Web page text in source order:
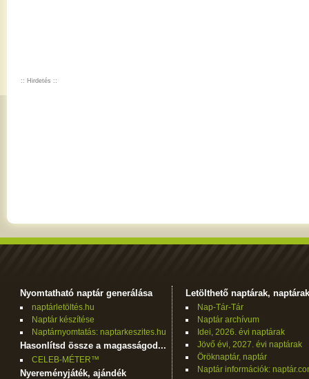
:: Hirdetés ::
Nyomtatható naptár generálása
naptárletöltés.hu
Naptár készítése
Naptárnyomtatás: naptarkeszites.hu
Hasonlítsd össze a magasságod...
CELEB-MÉTER™
Nyereményjáték, ajándék
Letölthető naptárak, naptárak
Nap-Tár-Tár
Naptár archívum
Idei, 2026. évi naptárak
Jövő évi, 2027. évi naptárak
Öröknaptár, naptár
Naptár információk: